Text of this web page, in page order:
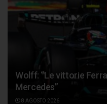
Wolff: “Le vittorie
Mercedes”
8 AGOSTO 2026